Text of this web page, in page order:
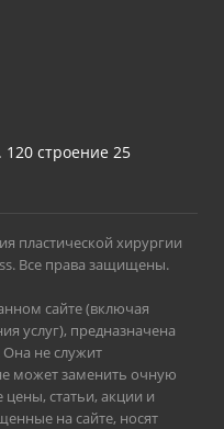
строение 25
пластической хирургии
Все права защищены.
сайте (включая
услуг), предназначена
не служит
может заменить очную
статьи, акции и
на сайте, носят